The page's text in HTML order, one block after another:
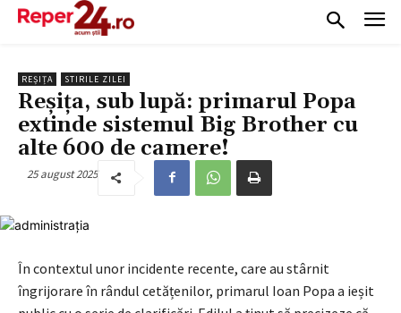
REȘIȚA STIRILE ZILEI
Reșița, sub lupă: primarul Popa
extinde sistemul Big Brother cu
alte 600 de camere!
25 august 2025
În contextul unor incidente recente, care au stârnit
îngrijorare în rândul cetățenilor, primarul Ioan Popa a ieșit